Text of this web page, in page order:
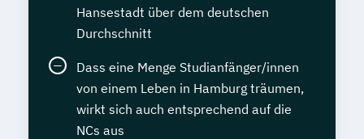
Hansestadt über dem deutschen
Durchschnitt
Dass eine Menge Studianfänger/innen
von einem Leben in Hamburg träumen,
wirkt sich auch entsprechend auf die
NCs aus